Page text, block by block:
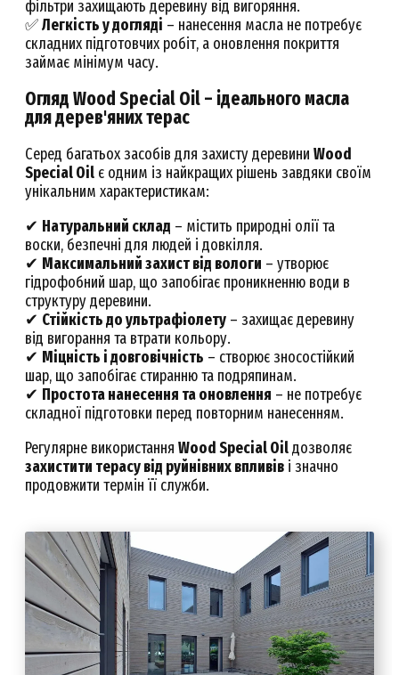
фільтри захищають деревину від вигоряння.
✅Легкість у догляді – нанесення масла не потребує
складних підготовчих робіт, а оновлення покриття
займає мінімум часу.
Огляд Wood Special Oil – ідеального масла
для дерев'яних терас
Серед багатьох засобів для захисту деревини Wood
Special Oil є одним із найкращих рішень завдяки своїм
унікальним характеристикам:
✔ Натуральний склад – містить природні олії та
воски, безпечні для людей і довкілля.
✔ Максимальний захист від вологи – утворює
гідрофобний шар, що запобігає проникненню води в
структуру деревини.
✔ Стійкість до ультрафіолету – захищає деревину
від вигорання та втрати кольору.
✔ Міцність і довговічність – створює зносостійкий
шар, що запобігає стиранню та подряпинам.
✔ Простота нанесення та оновлення – не потребує
складної підготовки перед повторним нанесенням.
Регулярне використання Wood Special Oilдозволяє
захистити терасу від руйнівних впливів і значно
продовжити термін її служби.